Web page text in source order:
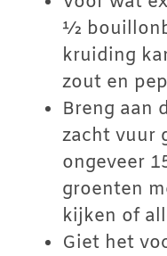
½
kruiding
zout en
Breng aan
zacht vuur
ongeveer
groenten
kijken of
Giet het